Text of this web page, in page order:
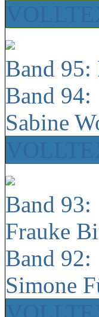
Band
Band 94:
Sabine
Band 93:
Frauke
Band 92:
Simone